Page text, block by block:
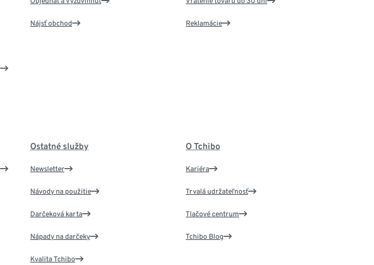
Nájsť obchod Reklamácie
Ostatné služby
Newsletter
Návody na použitie
Darčeková karta
Nápady na darčeky
Kvalita Tchibo
O Tchibo
Kariéra
Trvalá udržateľnosť
Tlačové centrum
Tchibo Blog